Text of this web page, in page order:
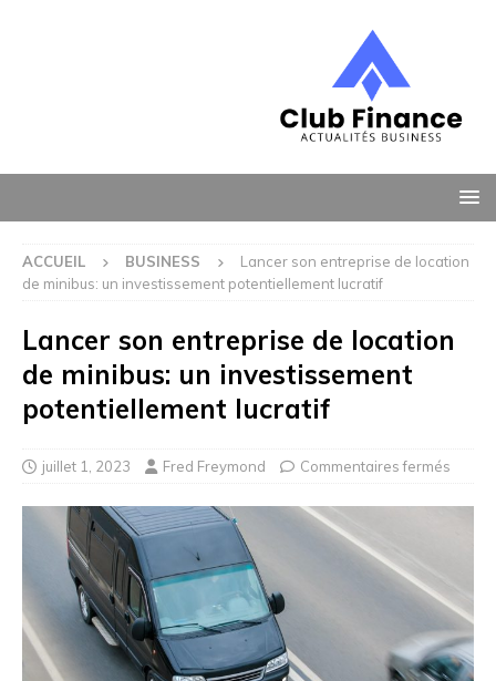
ACCUEIL BUSINESS
Lancer son entreprise de location
de minibus: un investissement potentiellement lucratif
Lancer son entreprise de location
de minibus: un investissement
potentiellement lucratif
juillet 1, 2023 Fred Freymond Commentaires fermés